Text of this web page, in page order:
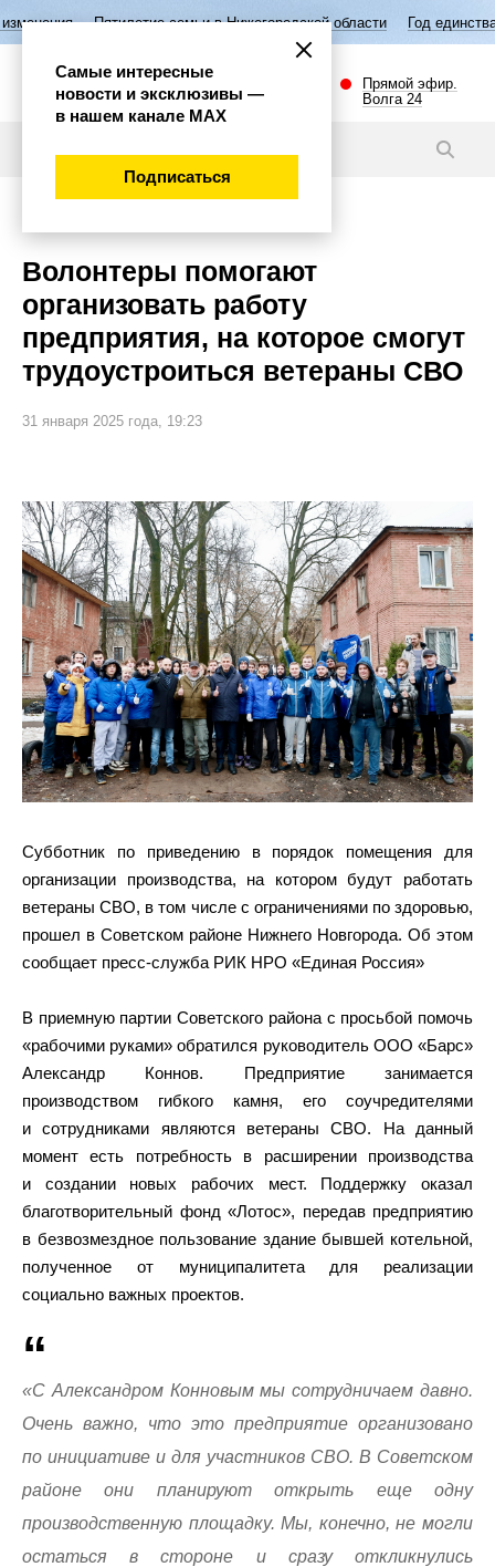
семьи в Нижегородской области Год единства народов России
Прямой эфир.
Волга 24
Волонтеры помогают
организовать работу
предприятия, на которое смогут
трудоустроиться ветераны СВО
31 января 2025 года, 19:23
Субботник по приведению в порядок помещения для
организации производства, на котором будут работать
ветераны СВО, в том числе с ограничениями по здоровью,
прошел в Советском районе Нижнего Новгорода. Об этом
сообщает пресс-служба РИК НРО «Единая Россия»
В приемную партии Советского района с просьбой помочь
«рабочими руками» обратился руководитель ООО «Барс»
Александр Коннов. Предприятие занимается
производством гибкого камня, его соучредителями
и сотрудниками являются ветераны СВО. На данный
момент есть потребность в расширении производства
и создании новых рабочих мест. Поддержку оказал
благотворительный фонд «Лотос», передав предприятию
в безвозмездное пользование здание бывшей котельной,
полученное от муниципалитета для реализации
социально важных проектов.
«С Александром Конновым мы сотрудничаем давно.
Очень важно, что это предприятие организовано
по инициативе и для участников СВО. В Советском
районе они планируют открыть еще одну
производственную площадку. Мы, конечно, не могли
остаться в стороне и сразу откликнулись
Самые интересные
новости и эксклюзивы —
в нашем канале МАХ
Подписаться